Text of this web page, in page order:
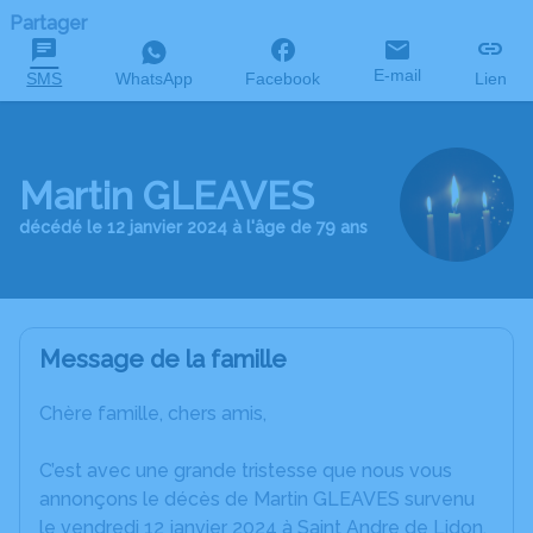
Partager
SMS WhatsApp Facebook E-mail Lien
Martin GLEAVES
décédé le 12 janvier 2024 à l'âge de 79 ans
Message de la famille
Chère famille, chers amis,
C’est avec une grande tristesse que nous vous
annonçons le décès de Martin GLEAVES survenu
le vendredi 12 janvier 2024 à Saint Andre de Lidon.